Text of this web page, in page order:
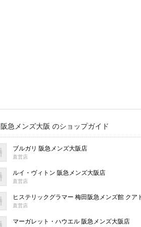
阪急メンズ大阪 のショップガイド
ブルガリ 阪急メンズ大阪店
直営店
ルイ・ヴィトン 阪急メンズ大阪店
直営店
ヒステリックグラマー 梅田阪急メンズ館 クア
直営店
マーガレット・ハウエル 阪急メンズ大阪店